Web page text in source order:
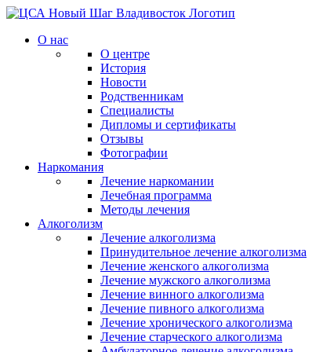
О нас
О центре
История
Новости
Родственникам
Специалисты
Дипломы и сертификаты
Отзывы
Фотографии
Наркомания
Лечение наркомании
Лечебная программа
Методы лечения
Алкоголизм
Лечение алкоголизма
Принудительное лечение алкоголизма
Лечение женского алкоголизма
Лечение мужского алкоголизма
Лечение винного алкоголизма
Лечение пивного алкоголизма
Лечение хронического алкоголизма
Лечение старческого алкоголизма